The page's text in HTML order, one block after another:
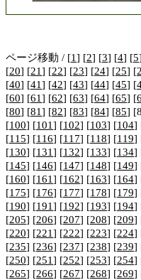
ページ移動 / [1] [2] [3] [4] [5
[20] [21] [22] [23] [24] [25] [
[40] [41] [42] [43] [44] [45] [
[60] [61] [62] [63] [64] [65] [
[80] [81] [82] [83] [84] [85]
[100] [101] [102] [103] [104]
[115] [116] [117] [118] [119]
[130] [131] [132] [133] [134]
[145] [146] [147] [148] [149]
[160] [161] [162] [163] [164]
[175] [176] [177] [178] [179]
[190] [191] [192] [193] [194]
[205] [206] [207] [208] [209]
[220] [221] [222] [223] [224]
[235] [236] [237] [238] [239]
[250] [251] [252] [253] [254]
[265] [266] [267] [268] [269]